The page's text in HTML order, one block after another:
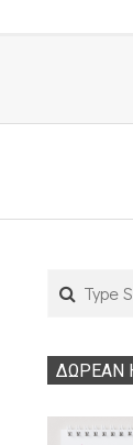
Search
ΔΩΡΕΑΝ